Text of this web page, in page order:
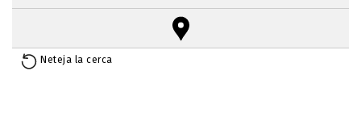
Neteja la cerca